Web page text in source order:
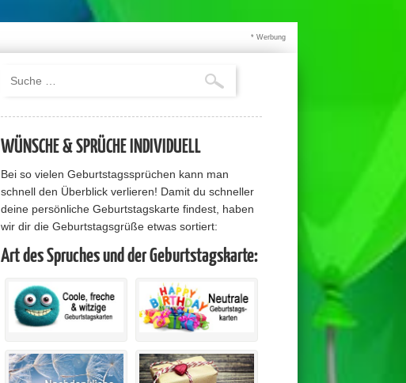
* Werbung
WÜNSCHE & SPRÜCHE INDIVIDUELL
Bei so vielen Geburtstagssprüchen kann man
schnell den Überblick verlieren! Damit du schneller
deine persönliche Geburtstagskarte findest, haben
wir dir die Geburtstagsgrüße etwas sortiert:
Art des Spruches und der Geburtstagskarte: